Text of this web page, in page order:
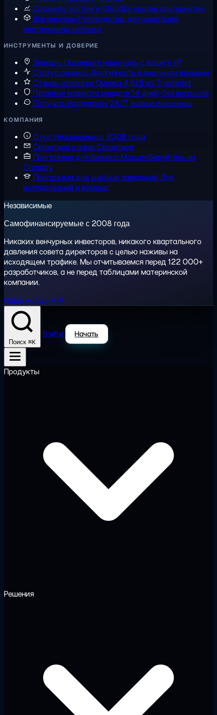
Сравнить хостинги Cloudzy против альтернатив
Все ресурсыРуководства, документация,
инструменты, новости
ИНСТРУМЕНТЫ И ДОВЕРИЕ
Зеркало Проверьте нашу сеть с вашего IP
Статус сервисаДоступность в реальном времени
Отзывы клиентовОценка 4,6/5 на Trustpilot
Гарантия возврата средств14 дней, без вопросов
Получить поддержку 24/7, живые инженеры
КОМПАНИЯ
О насНезависимы с 2008 года
Связаться с нами Связаться
Программа для бизнесаМасштабируйтесь на
Cloudzy
Программа для учебных заведений Для
исследований и команд
Независимые
Самофинансируемые с 2008 года
Никаких венчурных инвесторов, никакого квартального
давления совета директоров с целью наживы на
исходящем трафике. Мы отчитываемся перед 122 000+
разработчиков, а не перед таблицами материнской
компании.
Наша история →
Поиск ⌘K
Войти Начать
Продукты
Решения